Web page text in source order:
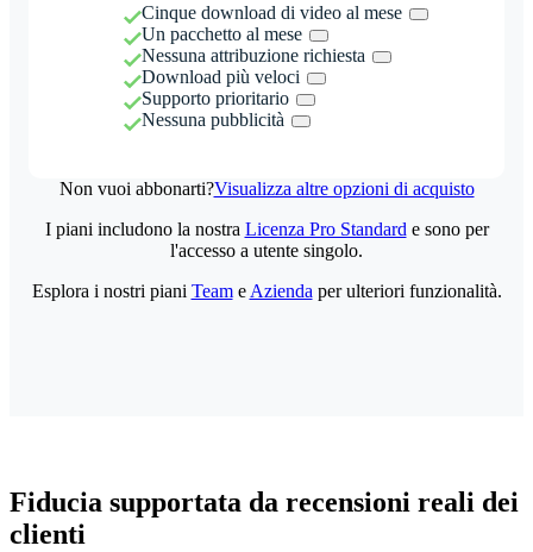
Cinque download di video al mese
Un pacchetto al mese
Nessuna attribuzione richiesta
Download più veloci
Supporto prioritario
Nessuna pubblicità
Non vuoi abbonarti?Visualizza altre opzioni di acquisto
I piani includono la nostra Licenza Pro Standard e sono per
l'accesso a utente singolo.
Esplora i nostri piani Teame Azienda per ulteriori funzionalità.
Fiducia supportata da recensioni reali dei
clienti